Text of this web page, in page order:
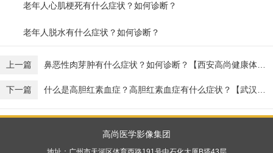
老年人心肌梗死有什么症状？如何诊断？
老年人脱水有什么症状？如何诊断？
上一篇 鼻恶性肉芽肿有什么症状？如何诊断？【西安高尚健康体检】
下一篇 什么是高胆红素血症？高胆红素血症有什么症状？【武汉高尚医学影像】
高尚医学影像集团